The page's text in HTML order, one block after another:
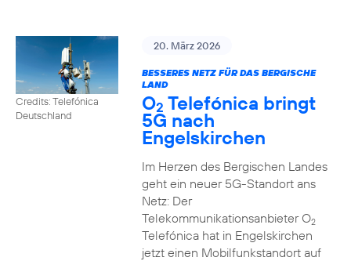
Credits: Telefónica
Deutschland
20. März 2026
BESSERES NETZ FÜR DAS BERGISCHE
LAND
O2 Telefónica bringt
5G nach
Engelskirchen
Im Herzen des Bergischen Landes
geht ein neuer 5G-Standort ans
Netz: Der
Telekommunikationsanbieter O2
Telefónica hat in Engelskirchen
jetzt einen Mobilfunkstandort auf